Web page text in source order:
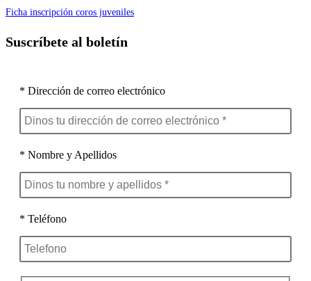
Ficha inscripción coros juveniles
Suscríbete al boletín
* Dirección de correo electrónico
* Nombre y Apellidos
* Teléfono